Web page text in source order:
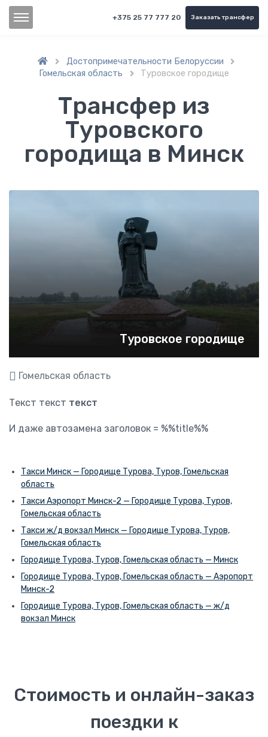
+375 25 77 777 20 Заказать трансфер
 Достопримечательности Белоруссии 
Гомельская область  Туровское городище
Трансфер из
Туровского
городища в Минск
Туровское городище
Гомельская область
Текст текст текст
И даже автозамена заголовок = %%title%%
Такси Минск — Городище Турова, Туров, Гомельская
область
Такси Аэропорт Минск-2 — Городище Турова, Туров,
Гомельская область
Такси ж/д вокзал Минск — Городище Турова, Туров,
Гомельская область
Городище Турова, Туров, Гомельская область — Минск
Городище Турова, Туров, Гомельская область — Аэропорт
Минск-2
Городище Турова, Туров, Гомельская область — ж/д
вокзал Минск
Стоимость и онлайн-заказ
поездки к